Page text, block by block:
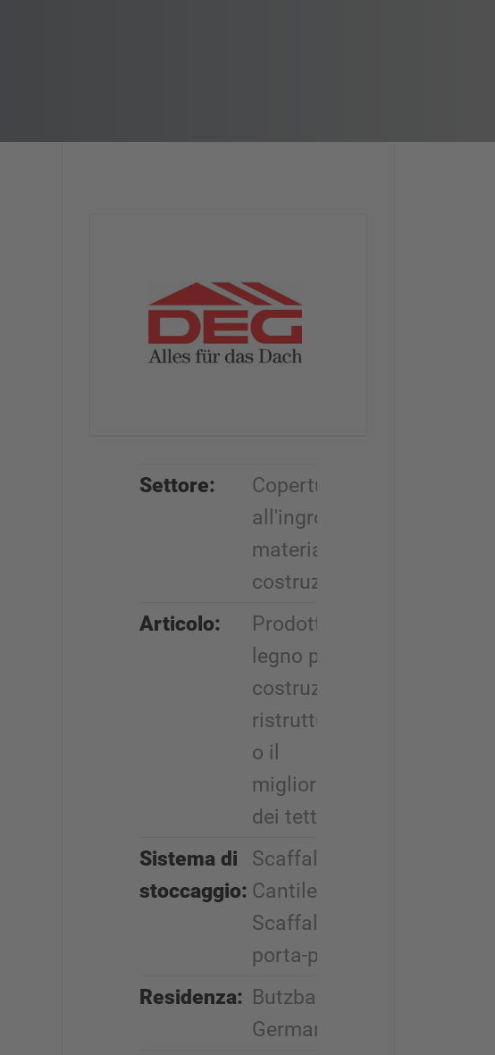
Settore:
Copertura
all'ingrosso,
materiali da
costruzione
Articolo:
Prodotti in
legno per la
costruzione,
ristrutturazione
o il
miglioramento
dei tetti
Sistema di
stoccaggio:
Scaffali
Cantilever,
Scaffalature
porta-pallets
Residenza: Butzbach,
Germania